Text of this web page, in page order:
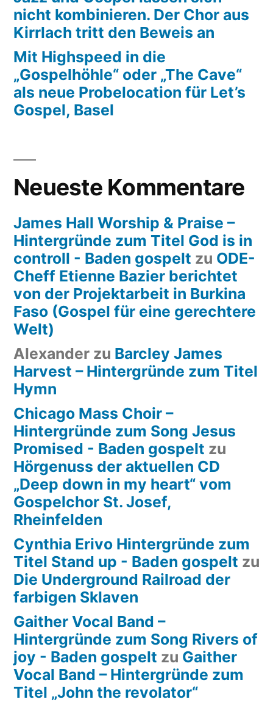
nicht kombinieren. Der Chor aus
Kirrlach tritt den Beweis an
Mit Highspeed in die
„Gospelhöhle“ oder „The Cave“
als neue Probelocation für Let’s
Gospel, Basel
Neueste Kommentare
James Hall Worship & Praise –
Hintergründe zum Titel God is in
controll - Baden gospelt zu ODE-
Cheff Etienne Bazier berichtet
von der Projektarbeit in Burkina
Faso (Gospel für eine gerechtere
Welt)
Alexander zu Barcley James
Harvest – Hintergründe zum Titel
Hymn
Chicago Mass Choir –
Hintergründe zum Song Jesus
Promised - Baden gospelt zu
Hörgenuss der aktuellen CD
„Deep down in my heart“ vom
Gospelchor St. Josef,
Rheinfelden
Cynthia Erivo Hintergründe zum
Titel Stand up - Baden gospelt zu
Die Underground Railroad der
farbigen Sklaven
Gaither Vocal Band –
Hintergründe zum Song Rivers of
joy - Baden gospelt zu Gaither
Vocal Band – Hintergründe zum
Titel „John the revolator“